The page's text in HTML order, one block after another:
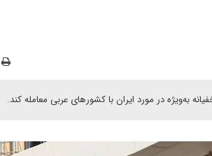
به‌ویژه در مورد ایران با کشورهای عربی معامله کند.